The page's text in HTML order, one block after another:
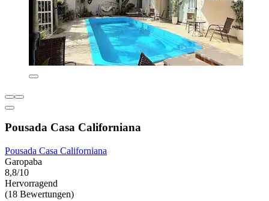
Pousada Casa Californiana
Pousada Casa Californiana
Garopaba
8,8/10
Hervorragend
(18 Bewertungen)